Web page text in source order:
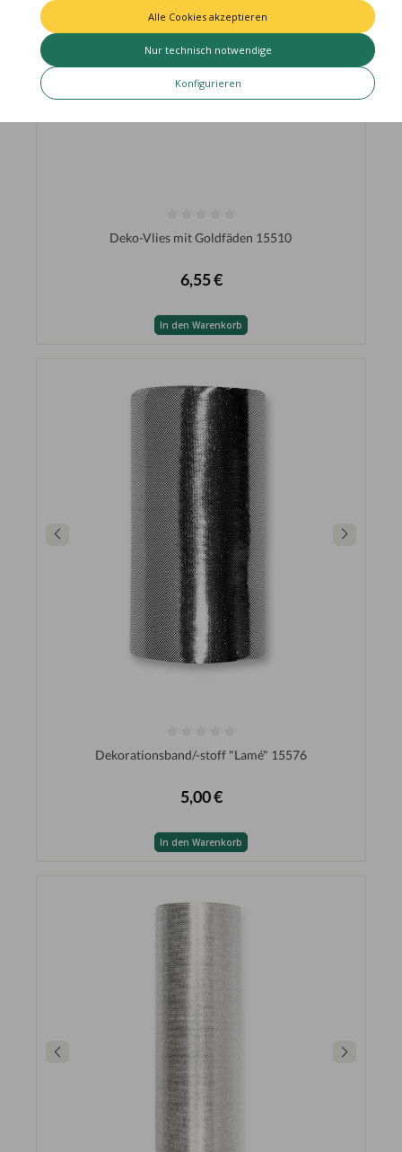
Deko-Vlies mit Goldfäden 15510
6,55 €
In den Warenkorb
Dekorationsband/-stoff "Lamé" 15576
5,00 €
In den Warenkorb
Nur technisch notwendige
Konfigurieren
Alle Cookies akzeptieren